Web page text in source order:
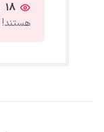
18
هستند!